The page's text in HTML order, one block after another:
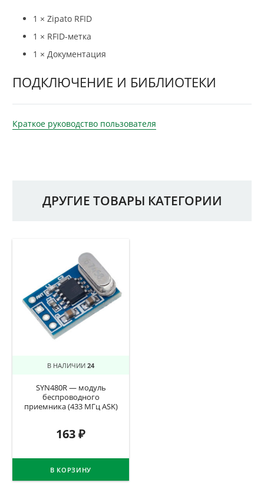
1 × Zipato RFID
1 × RFID-метка
1 × Документация
ПОДКЛЮЧЕНИЕ И БИБЛИОТЕКИ
Краткое руководство пользователя
ДРУГИЕ ТОВАРЫ КАТЕГОРИИ
В НАЛИЧИИ 24
SYN480R — модуль
беспроводного
приемника (433 МГц ASK)
163₽
В КОРЗИНУ